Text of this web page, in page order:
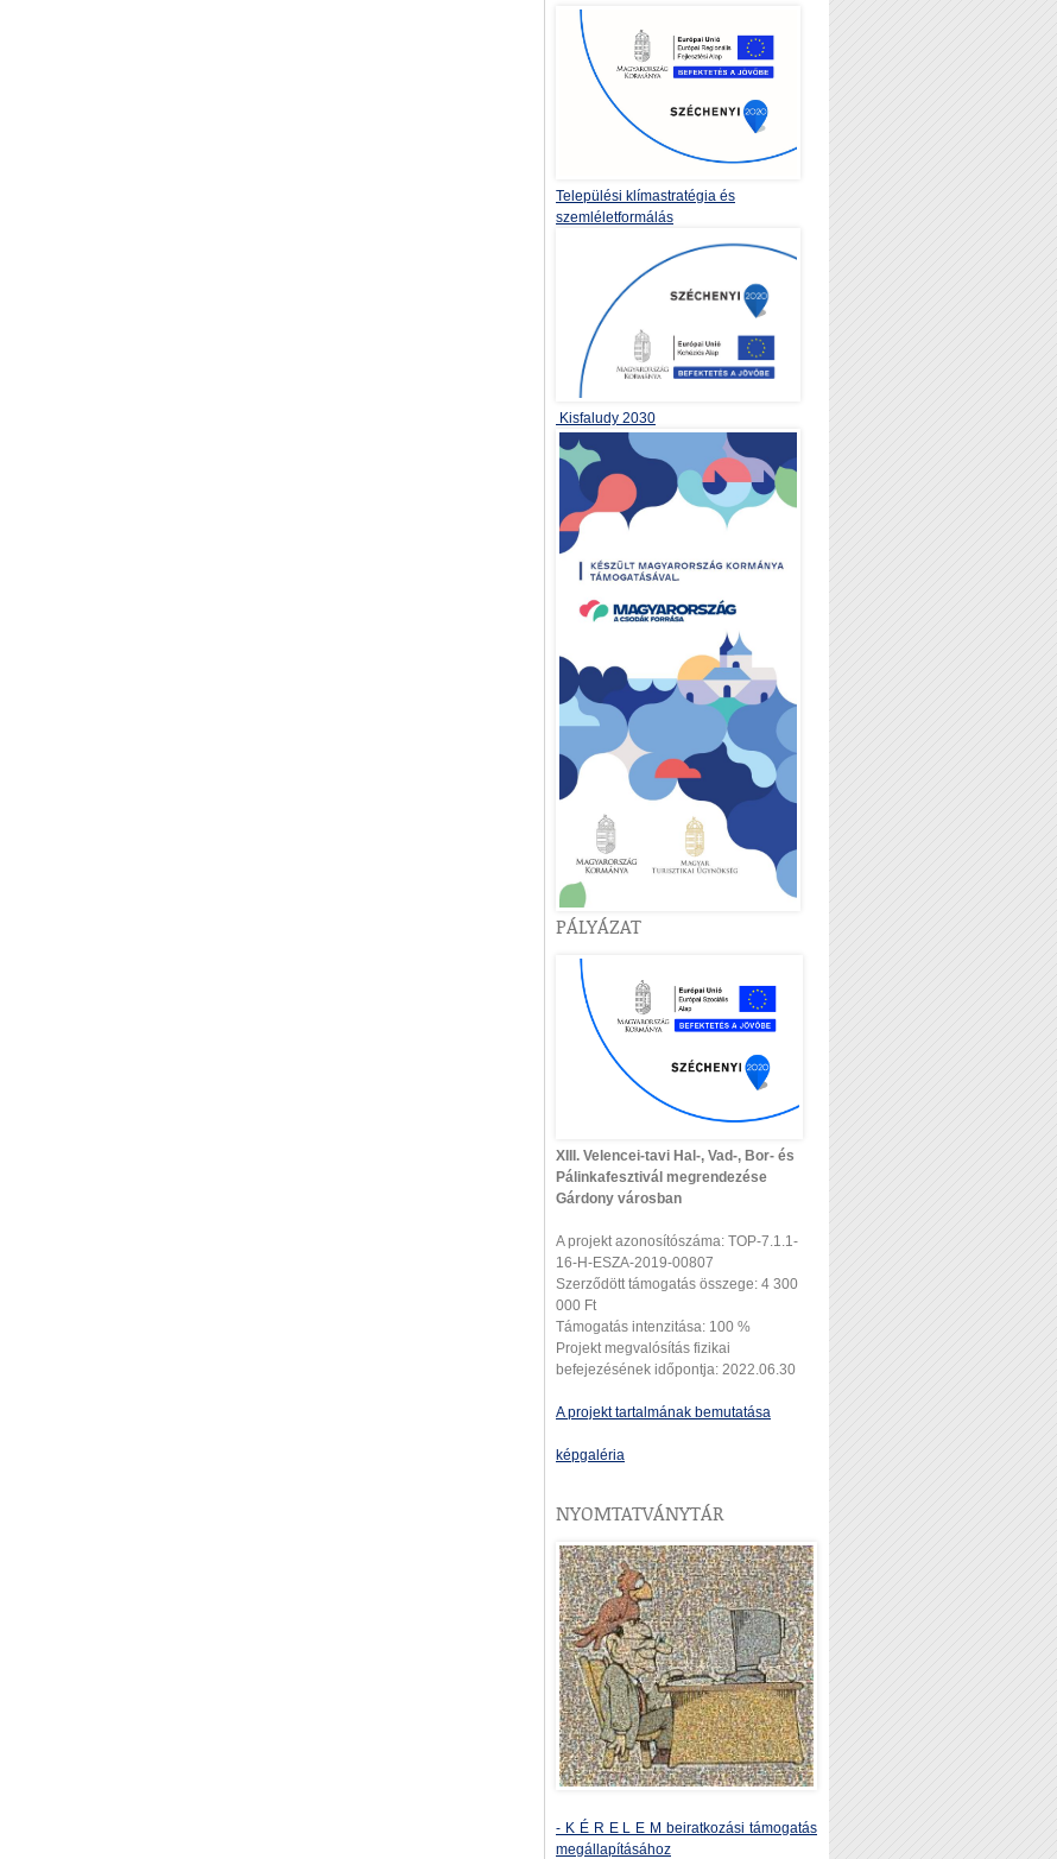
Települési klímastratégia és
szemléletformálás
Kisfaludy 2030
PÁLYÁZAT
XIII. Velencei-tavi Hal-, Vad-, Bor- és
Pálinkafesztivál megrendezése
Gárdony városban
A projekt azonosítószáma: TOP-7.1.1-
16-H-ESZA-2019-00807
Szerződött támogatás összege: 4 300
000 Ft
Támogatás intenzitása: 100 %
Projekt megvalósítás fizikai
befejezésének időpontja: 2022.06.30
A projekt tartalmának bemutatása
képgaléria
NYOMTATVÁNYTÁR
- K É R E L E M beiratkozási támogatás
megállapításához